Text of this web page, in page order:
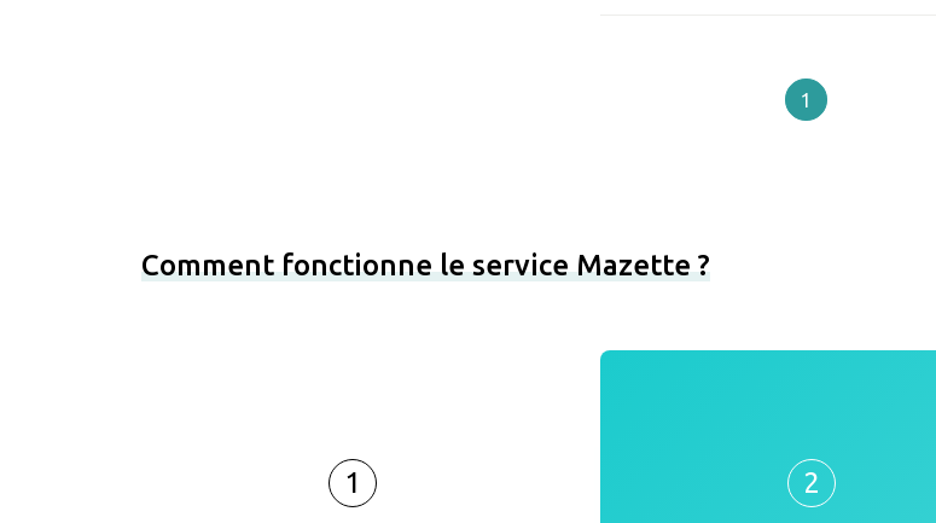
1
Comment fonctionne le service Mazette ?
1
2